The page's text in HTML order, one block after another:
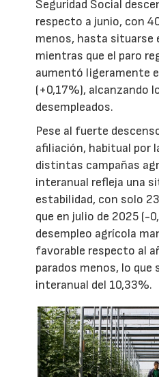
Seguridad Social
respecto a junio, con
menos, hasta situarse
mientras que el paro
aumentó ligeramente
(+0,17%), alcanzando
desempleados.
Pese al fuerte
afiliación, habitual por
distintas campañas
interanual refleja una
estabilidad, con solo
que en julio de 2025 (-
desempleo agrícola
favorable respecto al
parados menos, lo que
interanual del 10,33%.